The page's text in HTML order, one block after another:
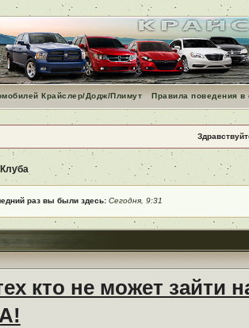
Крайслер/Додж/Плимут Правила поведения
раз вы были здесь: Сегодня, 9:31
кто не может зайти